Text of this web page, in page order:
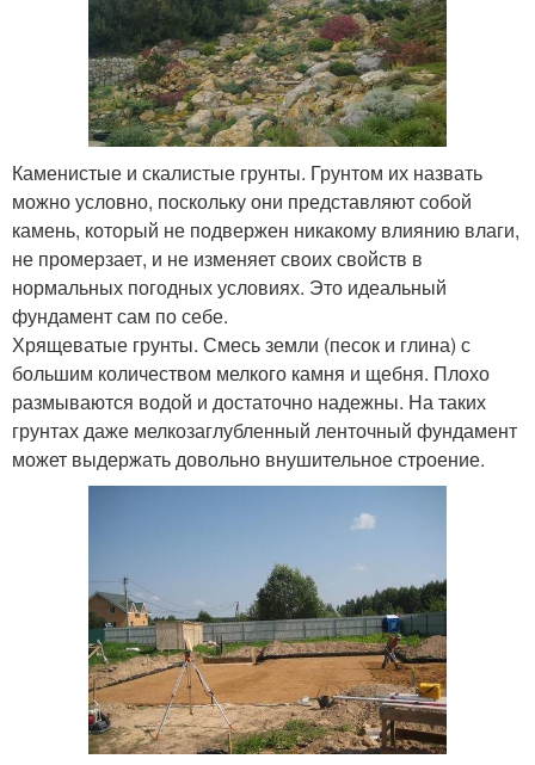
Каменистые и скалистые грунты. Грунтом их назвать
можно условно, поскольку они представляют собой
камень, который не подвержен никакому влиянию влаги,
не промерзает, и не изменяет своих свойств в
нормальных погодных условиях. Это идеальный
фундамент сам по себе.
Хрящеватые грунты. Смесь земли (песок и глина) с
большим количеством мелкого камня и щебня. Плохо
размываются водой и достаточно надежны. На таких
грунтах даже мелкозаглубленный ленточный фундамент
может выдержать довольно внушительное строение.